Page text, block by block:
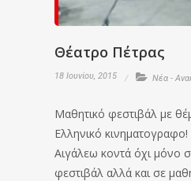
Θέατρο Πέτρας
18 Ιουνίου, 2015 Νέα -
Μαθητικό φεστιβάλ με
Ελληνικό κινηματογραφο!
Αιγάλεω κοντά όχι μόνο
φεστιβάλ αλλά και σε